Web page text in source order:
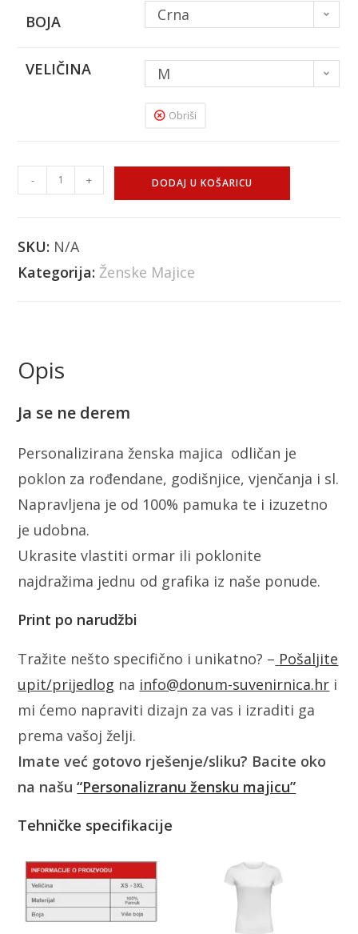
BOJA Crna
VELIČINA M
Obriši
- + DODAJ U KOŠARICU
SKU: N/A
Kategorija: Ženske Majice
Opis
Ja se ne derem
Personalizirana ženska majica odličan je
poklon za rođendane, godišnjice, vjenčanja i sl.
Napravljena je od 100% pamuka te i izuzetno
je udobna.
Ukrasite vlastiti ormar ili poklonite
najdražima jednu od grafika iz naše ponude.
Print po narudžbi
Tražite nešto specifično i unikatno? – Pošaljite
upit/prijedlog na info@donum-suvenirnica.hr i
mi ćemo napraviti dizajn za vas i izraditi ga
prema vašoj želji.
Imate već gotovo rješenje/sliku? Bacite oko
na našu“Personalizranu žensku majicu”
Tehničke specifikacije